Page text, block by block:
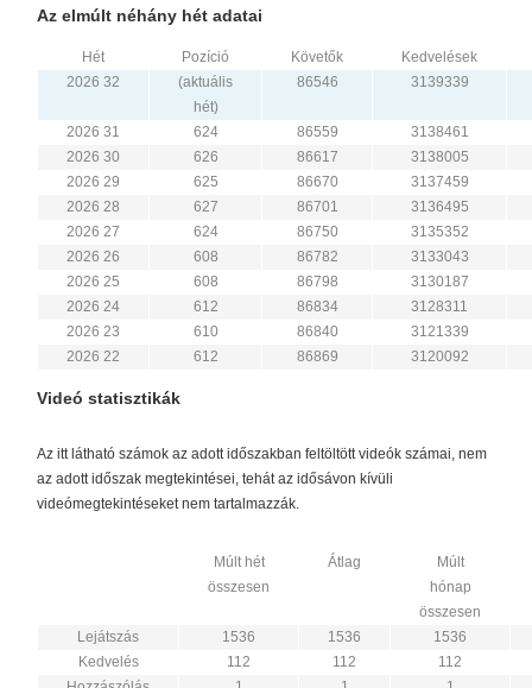
Az elmúlt néhány hét adatai
Hét Pozíció Követők
Kedvelések
2026 32
(aktuális
hét)
86546 3139339
2026 31 624 86559
3138461
2026 30
626 86617
3138005
2026 29
625 86670
3137459
2026 28
627 86701
3136495
2026 27
624 86750
3135352
2026 26
608 86782
3133043
2026 25
608 86798
3130187
2026 24
612 86834
3128311
2026 23
610 86840
3121339
2026 22
612 86869 3120092
Videó statisztikák
Az itt látható számok az adott időszakban feltöltött videók számai, nem
az adott időszak megtekintései, tehát az idősávon kívüli
videómegtekintéseket nem tartalmazzák.
Múlt hét
összesen
Átlag
Múlt
hónap
összesen
Lejátszás
1536 1536
1536
Kedvelés
112 112
112